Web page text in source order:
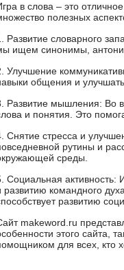
в слова – это
полезных
Развитие словарного
ищем синонимы,
Улучшение
общения и
Развитие мышления: Во
и понятия. Это
Снятие стресса и
рутины и
среды.
Социальная активность:
развитию командного
развитию
makeword.ru
этого сайта,
для всех, кто